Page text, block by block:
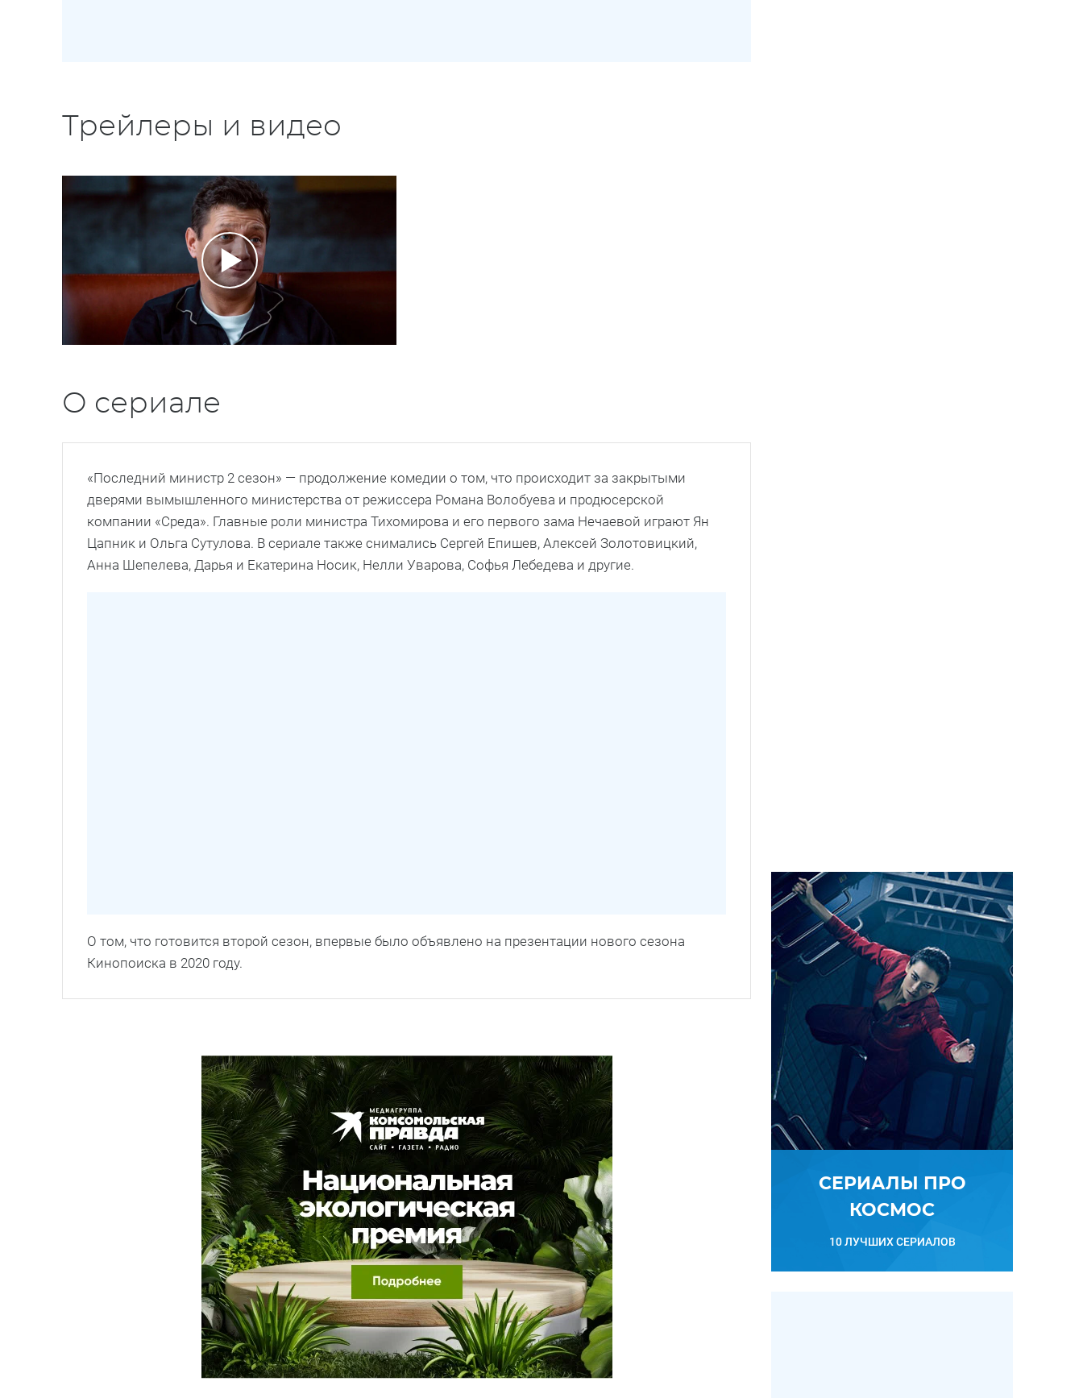
Трейлеры и видео
О сериале
«Последний министр 2 сезон» — продолжение комедии о том, что происходит за закрытыми
дверями вымышленного министерства от режиссера Романа Волобуева и продюсерской
компании «Среда». Главные роли министра Тихомирова и его первого зама Нечаевой играют Ян
Цапник и Ольга Сутулова. В сериале также снимались Сергей Епишев, Алексей Золотовицкий,
Анна Шепелева, Дарья и Екатерина Носик, Нелли Уварова, Софья Лебедева и другие.
О том, что готовится второй сезон, впервые было объявлено на презентации нового сезона
Кинопоиска в 2020 году.
СЕРИАЛЫ ПРО
КОСМОС
10 ЛУЧШИХ СЕРИАЛОВ